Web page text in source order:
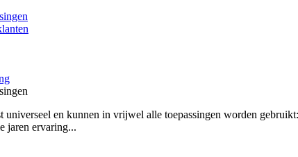
universeel en kunnen in vrijwel alle toepassingen worden
jaren ervaring...